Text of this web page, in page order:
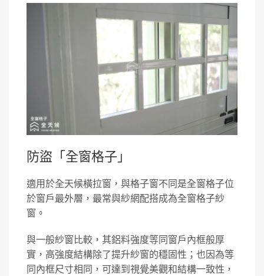
防盜「全窗格子」
適用於全天候橫拉窗，與格子窗不同是全窗格子位
於窗戶最外層，最常與紗網配搭成為全窗格子紗
窗。
與一般紗窗比較，其鋁料強度等同窗戶內框般厚
實，高強度結構除了提升紗窗的穩固性；也因為等
同內框尺寸相同，可達到視覺美觀和結構一致性，